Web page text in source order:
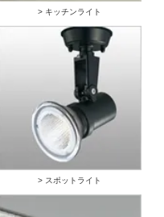
> キッチンライト
> スポットライト